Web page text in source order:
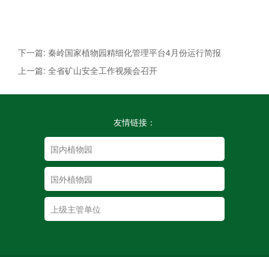
下一篇: 秦岭国家植物园精细化管理平台4月份运行简报
上一篇: 全省矿山安全工作视频会召开
友情链接：